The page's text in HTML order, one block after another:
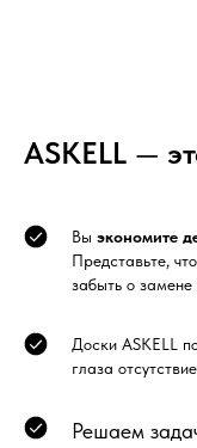
ASKELL —
Вы экономите
Представьте,
забыть о
Доски ASKELL
глаза
Решаем